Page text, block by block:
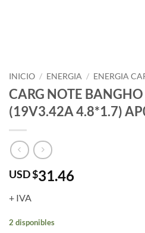
INICIO / ENERGIA / ENERGIA
CARG NOTE
(19V3.42A 4.8*1.7)
USD $31.46
+ IVA
2 disponibles